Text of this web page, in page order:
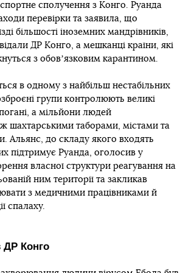
сполучення з Конго. Руанда
перевірки та заявила, що
більшості іноземних мандрівників,
ДР Конго, а мешканці країни, які
з обовʼязковим карантином.
в одному з найбільш нестабільних
групи контролюють великі
а мільйони людей
шахтарськими таборами, містами та
Альянс, до складу якого входять
підтримує Руанда, оголосив у
власної структури реагування на
ним території та закликав
з медичними працівниками й
спалаху.
ДР Конго